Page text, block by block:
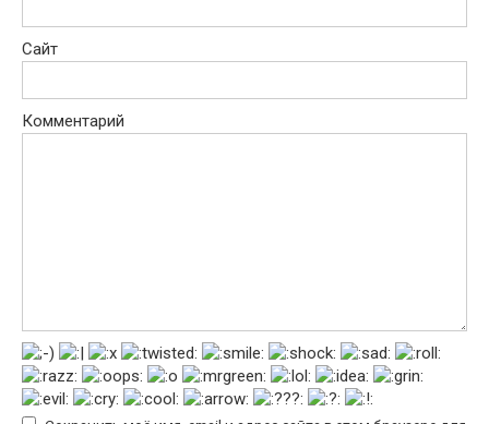
Сайт
Комментарий